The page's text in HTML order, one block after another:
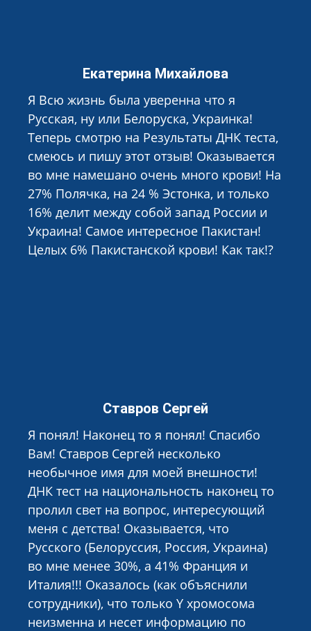
Екатерина Михайлова
Я Всю жизнь была уверенна что я
Русская, ну или Белоруска, Украинка!
Теперь смотрю на Результаты ДНК теста,
смеюсь и пишу этот отзыв! Оказывается
во мне намешано очень много крови! На
27% Полячка, на 24 % Эстонка, и только
16% делит между собой запад России и
Украина! Самое интересное Пакистан!
Целых 6% Пакистанской крови! Как так!?
Ставров Сергей
Я понял! Наконец то я понял! Спасибо
Вам! Ставров Сергей несколько
необычное имя для моей внешности!
ДНК тест на национальность наконец то
пролил свет на вопрос, интересующий
меня с детства! Оказывается, что
Русского (Белоруссия, Россия, Украина)
во мне менее 30%, а 41% Франция и
Италия!!! Оказалось (как объяснили
сотрудники), что только Y хромосома
неизменна и несет информацию по